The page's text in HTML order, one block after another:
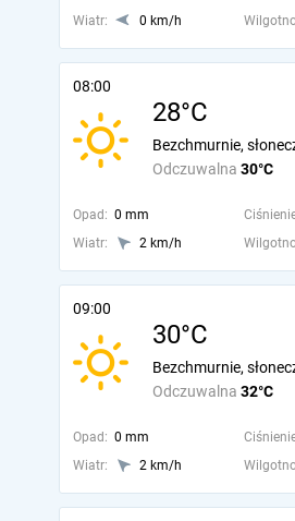
Wiatr: 0 km/h
08:00
28°C
Odczuwalna 30°C
Bezchmurnie,
Opad: 0 mm
Wiatr:
2 km/h
09:00
30°C
Odczuwalna 32°C
Bezchmurnie,
Opad: 0 mm
Wiatr:
2 km/h